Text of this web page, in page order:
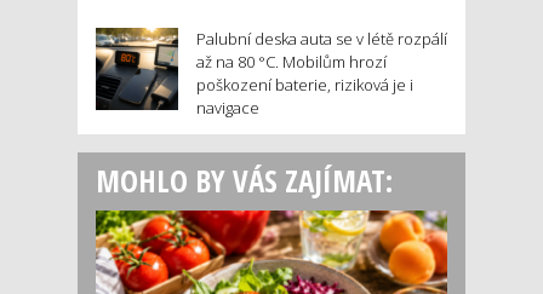
Palubní deska auta se v létě rozpálí
až na 80 °C. Mobilům hrozí
poškození baterie, riziková je i
navigace
MOHLO BY VÁS ZAJÍMAT: